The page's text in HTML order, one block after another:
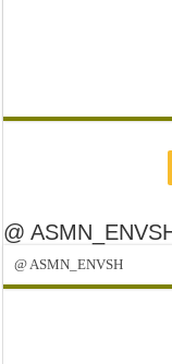
@
@ ASMN_ENVSH